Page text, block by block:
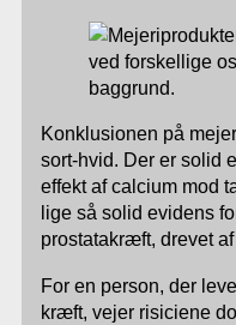
Konklusionen på
sort-hvid. Der er solid
effekt af calcium mod
lige så solid evidens
prostatakræft, drevet
For en person, der
kræft, vejer risiciene